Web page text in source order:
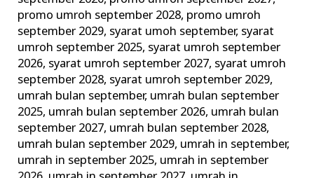
promo umroh september 2028, promo umroh
september 2029, syarat umoh september, syarat
umroh september 2025, syarat umroh september
2026, syarat umroh september 2027, syarat umroh
september 2028, syarat umroh september 2029,
umrah bulan september, umrah bulan september
2025, umrah bulan september 2026, umrah bulan
september 2027, umrah bulan september 2028,
umrah bulan september 2029, umrah in september,
umrah in september 2025, umrah in september